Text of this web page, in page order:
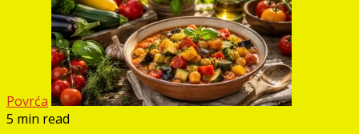
Povrća
5 min read